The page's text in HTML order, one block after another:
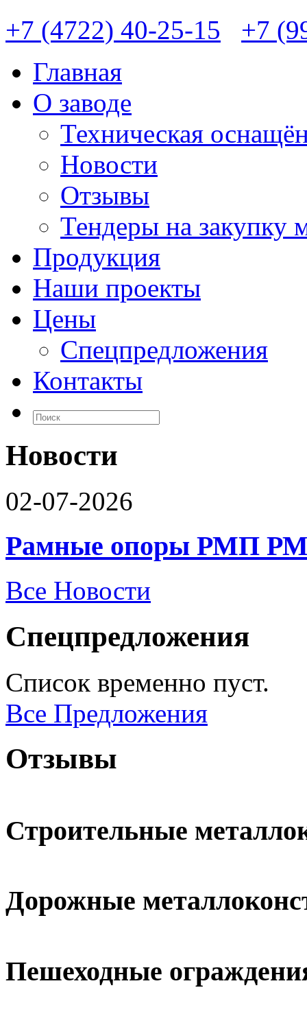
+7 (4722) 40-25-15
+7
Главная
О заводе
Техническая
Новости
Отзывы
Тендеры на закупку
Продукция
Наши проекты
Цены
Спецпредложения
Контакты
Новости
02-07-2026
Рамные опоры РМП
Все Новости
Спецпредложения
Список временно пуст.
Все Предложения
Отзывы
Строительные
Дорожные
Пешеходные